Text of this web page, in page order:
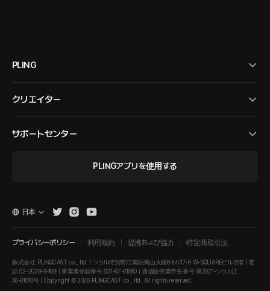
PLING
クリエイター
サポートセンター
PLINGアプリを使用する
プライバシーポリシー 利用規約 提携および協力 特定商取引法
株式会社 PLINGCAST co., ltd. | ソウル特別市江南区陶山大路8キル17-6 W-SQUAREビル２階 | 電
話 02-2039-9409 | 事業者登録番号 631-87-01880 | 通信販売業申告番号 第2021-ソウル江
南-01810号 | Copyright © 2026 PLINGCAST co., ltd. All rights reserved.
日本